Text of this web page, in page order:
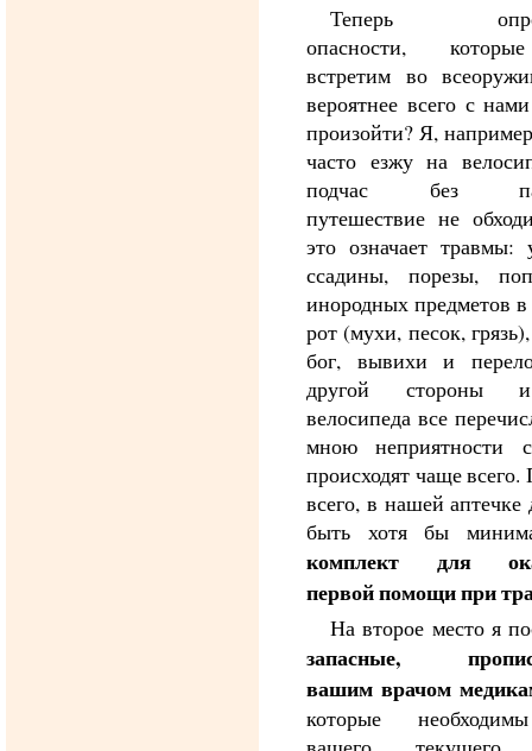
Теперь
опасности,
встретим во
вероятнее всего с
произойти? Я,
часто езжу на
подчас без
путешествие не
это означает травмы:
ссадины, порезы,
инородных предметов в
рот (мухи, песок,
бог, вывихи и
другой стороны
велосипеда все
мною неприятности
происходят чаще
всего, в нашей аптечке
быть хотя бы
комплект для
первой помощи при
На второе место я
запасные,
вашим врачом
которые